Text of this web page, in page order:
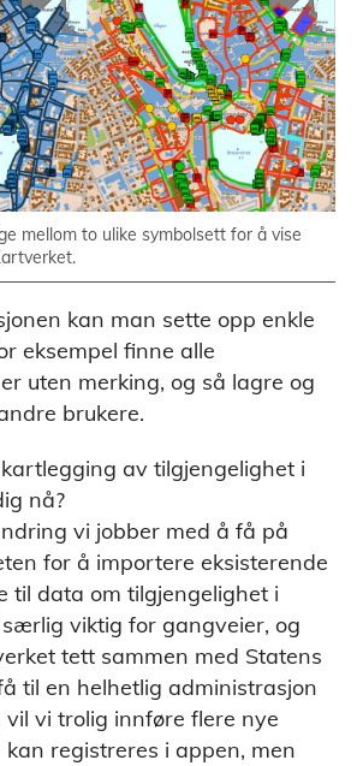
mellom to ulike symbolsett for å vise
kan man sette opp enkle
eksempel finne alle
uten merking, og så lagre og
brukere.
av tilgjengelighet i
nå?
vi jobber med å få på
for å importere eksisterende
til data om tilgjengelighet i
viktig for gangveier, og
tett sammen med Statens
til en helhetlig administrasjon
vi trolig innføre flere nye
registreres i appen, men